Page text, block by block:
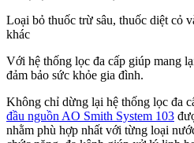
Loại bỏ thuốc trừ sâu, thuốc diệt cỏ
khác
Với hệ thống lọc đa cấp giúp mang
đảm bảo sức khỏe gia đình.
Không chỉ dừng lại hệ thống lọc đa
đầu nguồn AO Smith System 103
nhằm phù hợp nhất với từng loại